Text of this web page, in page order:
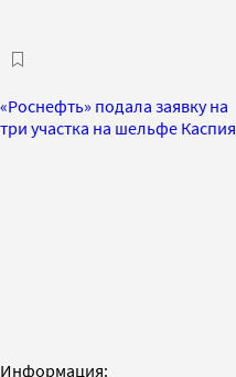
«Роснефть» подала заявку на
три участка на шельфе Каспия
Информация: